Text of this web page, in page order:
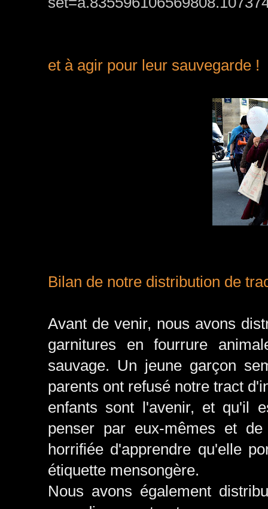
et à agir pour leur sauvegarde !
Bilan de notre distribution de
Avant de venir, nous avons
garnitures en fourrure
sauvage. Un jeune garçon
parents ont refusé notre tract
enfants sont l'avenir, et qu'il
penser par eux-mêmes et
horrifiée d'apprendre qu'elle
étiquette mensongère.
Nous avons également